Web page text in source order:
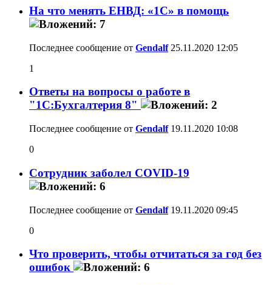
На что менять ЕНВД: «1С» в помощь
Последнее сообщение от Gendalf25.11.2020 12:05
1
Ответы на вопросы о работе в
"1С:Бухгалтерия 8"
Последнее сообщение от Gendalf19.11.2020 10:08
0
Сотрудник заболел COVID-19
Последнее сообщение от Gendalf19.11.2020 09:45
0
Что проверить, чтобы отчитаться за год без
ошибок